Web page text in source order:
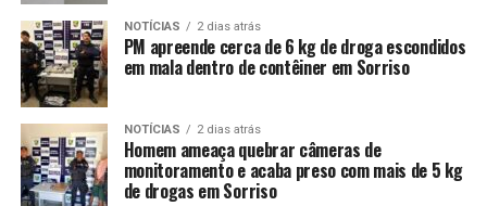
NOTÍCIAS 2 dias atrás
PM apreende cerca de 6 kg de droga escondidos
em mala dentro de contêiner em Sorriso
NOTÍCIAS 2 dias atrás
Homem ameaça quebrar câmeras de
monitoramento e acaba preso com mais de 5 kg
de drogas em Sorriso